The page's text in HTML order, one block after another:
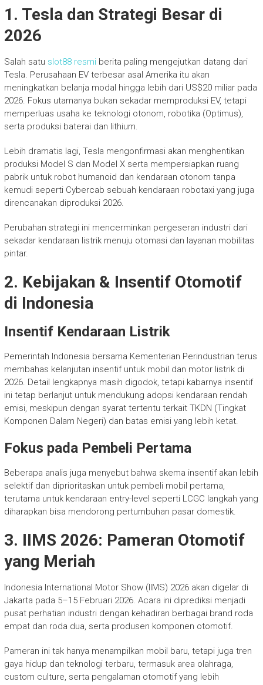
1. Tesla dan Strategi Besar di
2026
Salah satu slot88 resmiberita paling mengejutkan datang dari
Tesla. Perusahaan EV terbesar asal Amerika itu akan
meningkatkan belanja modal hingga lebih dari US$20 miliar pada
2026. Fokus utamanya bukan sekadar memproduksi EV, tetapi
memperluas usaha ke teknologi otonom, robotika (Optimus),
serta produksi baterai dan lithium.
Lebih dramatis lagi, Tesla mengonfirmasi akan menghentikan
produksi Model S dan Model X serta mempersiapkan ruang
pabrik untuk robot humanoid dan kendaraan otonom tanpa
kemudi seperti Cybercab sebuah kendaraan robotaxi yang juga
direncanakan diproduksi 2026.
Perubahan strategi ini mencerminkan pergeseran industri dari
sekadar kendaraan listrik menuju otomasi dan layanan mobilitas
pintar.
2. Kebijakan & Insentif Otomotif
di Indonesia
Insentif Kendaraan Listrik
Pemerintah Indonesia bersama Kementerian Perindustrian terus
membahas kelanjutan insentif untuk mobil dan motor listrik di
2026. Detail lengkapnya masih digodok, tetapi kabarnya insentif
ini tetap berlanjut untuk mendukung adopsi kendaraan rendah
emisi, meskipun dengan syarat tertentu terkait TKDN (Tingkat
Komponen Dalam Negeri) dan batas emisi yang lebih ketat.
Fokus pada Pembeli Pertama
Beberapa analis juga menyebut bahwa skema insentif akan lebih
selektif dan diprioritaskan untuk pembeli mobil pertama,
terutama untuk kendaraan entry-level seperti LCGC langkah yang
diharapkan bisa mendorong pertumbuhan pasar domestik.
3. IIMS 2026: Pameran Otomotif
yang Meriah
Indonesia International Motor Show (IIMS) 2026 akan digelar di
Jakarta pada 5–15 Februari 2026. Acara ini diprediksi menjadi
pusat perhatian industri dengan kehadiran berbagai brand roda
empat dan roda dua, serta produsen komponen otomotif.
Pameran ini tak hanya menampilkan mobil baru, tetapi juga tren
gaya hidup dan teknologi terbaru, termasuk area olahraga,
custom culture, serta pengalaman otomotif yang lebih